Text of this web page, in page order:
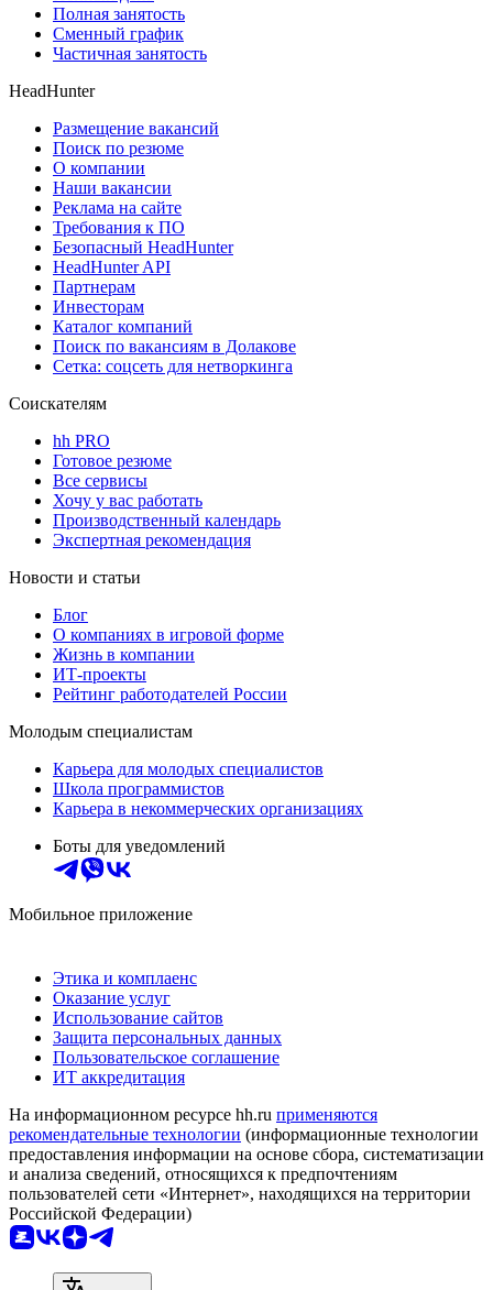
Полная занятость
Сменный график
Частичная занятость
HeadHunter
Размещение вакансий
Поиск по резюме
О компании
Наши вакансии
Реклама на сайте
Требования к ПО
Безопасный HeadHunter
HeadHunter API
Партнерам
Инвесторам
Каталог компаний
Поиск по вакансиям в Долакове
Сетка: соцсеть для нетворкинга
Соискателям
hh PRO
Готовое резюме
Все сервисы
Хочу у вас работать
Производственный календарь
Экспертная рекомендация
Новости и статьи
Блог
О компаниях в игровой форме
Жизнь в компании
ИТ-проекты
Рейтинг работодателей России
Молодым специалистам
Карьера для молодых специалистов
Школа программистов
Карьера в некоммерческих организациях
Боты для уведомлений
Мобильное приложение
Этика и комплаенс
Оказание услуг
Использование сайтов
Защита персональных данных
Пользовательское соглашение
ИТ аккредитация
На информационном ресурсе hh.ru применяются
рекомендательные технологии (информационные технологии
предоставления информации на основе сбора, систематизации
и анализа сведений, относящихся к предпочтениям
пользователей сети «Интернет», находящихся на территории
Российской Федерации)